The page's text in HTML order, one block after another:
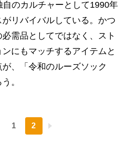
のカルチャーとして1990年
リバイバルしている。かつ
需品としてではなく、スト
にもマッチするアイテムと
、「令和のルーズソック
。
1 2